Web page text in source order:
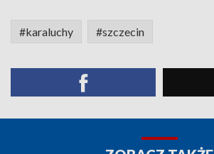
#karaluchy #szczecin